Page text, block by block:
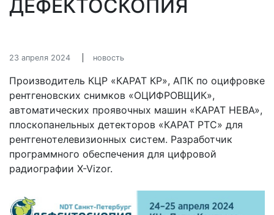
ДЕФЕКТОСКОПИЯ
23 апреля 2024 новость
Производитель КЦР «КАРАТ КР», АПК по оцифровке
рентгеновских снимков «ОЦИФРОВЩИК»,
автоматических проявочных машин «КАРАТ НЕВА»,
плоскопанельных детекторов «КАРАТ РТС» для
рентгенотелевизионных систем. Разработчик
программного обеспечения для цифровой
радиографии X-Vizor.